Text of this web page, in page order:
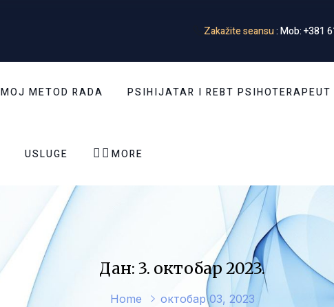
Zakažite seansu: Mob: +381
MOJ METOD RADA PSIHIJATAR I REBT PSIHOTERAPEUT
USLUGE   MORE
Дан: 3. октобар 2023.
Home октобар 03, 2023